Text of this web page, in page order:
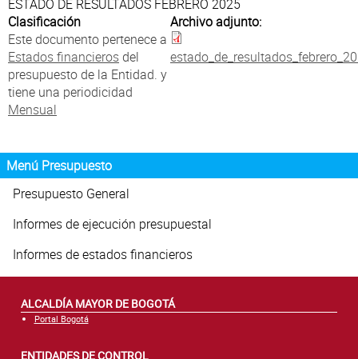
ESTADO DE RESULTADOS FEBRERO 2025
Clasificación
Este documento pertenece a
Estados financierosdel
presupuesto de la Entidad. y
tiene una periodicidad
Mensual
Archivo adjunto:
Menú Presupuesto
Presupuesto General
Informes de ejecución presupuestal
Informes de estados financieros
ALCALDÍA MAYOR DE BOGOTÁ
Portal Bogotá
ENTIDADES DE CONTROL